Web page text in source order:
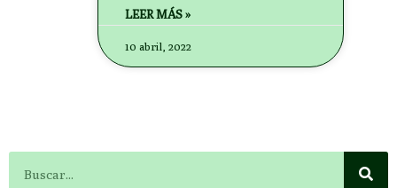
LEER MÁS »
10 abril, 2022